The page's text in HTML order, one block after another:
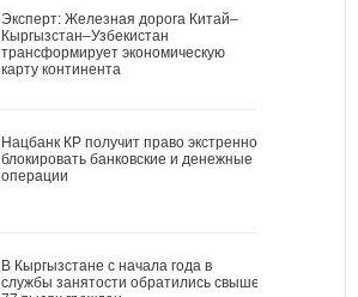
Эксперт: Железная дорога Китай–
Кыргызстан–Узбекистан
трансформирует экономическую
карту континента
Нацбанк КР получит право экстренно
блокировать банковские и денежные
операции
В Кыргызстане с начала года в
службы занятости обратились свыше